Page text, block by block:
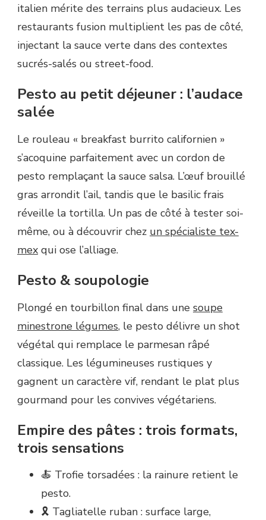
italien mérite des terrains plus audacieux. Les
restaurants fusion multiplient les pas de côté,
injectant la sauce verte dans des contextes
sucrés-salés ou street-food.
Pesto au petit déjeuner : l’audace
salée
Le rouleau « breakfast burrito californien »
s’acoquine parfaitement avec un cordon de
pesto remplaçant la sauce salsa. L’œuf brouillé
gras arrondit l’ail, tandis que le basilic frais
réveille la tortilla. Un pas de côté à tester soi-
même, ou à découvrir chez un spécialiste tex-
mex qui ose l’alliage.
Pesto & soupologie
Plongé en tourbillon final dans une soupe
minestrone légumes, le pesto délivre un shot
végétal qui remplace le parmesan râpé
classique. Les légumineuses rustiques y
gagnent un caractère vif, rendant le plat plus
gourmand pour les convives végétariens.
Empire des pâtes : trois formats,
trois sensations
🍝 Trofie torsadées : la rainure retient le
pesto.
🎗️ Tagliatelle ruban : surface large,